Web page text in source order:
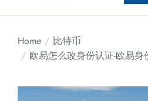
Home
比特币
欧易怎么改身份认证-欧易身